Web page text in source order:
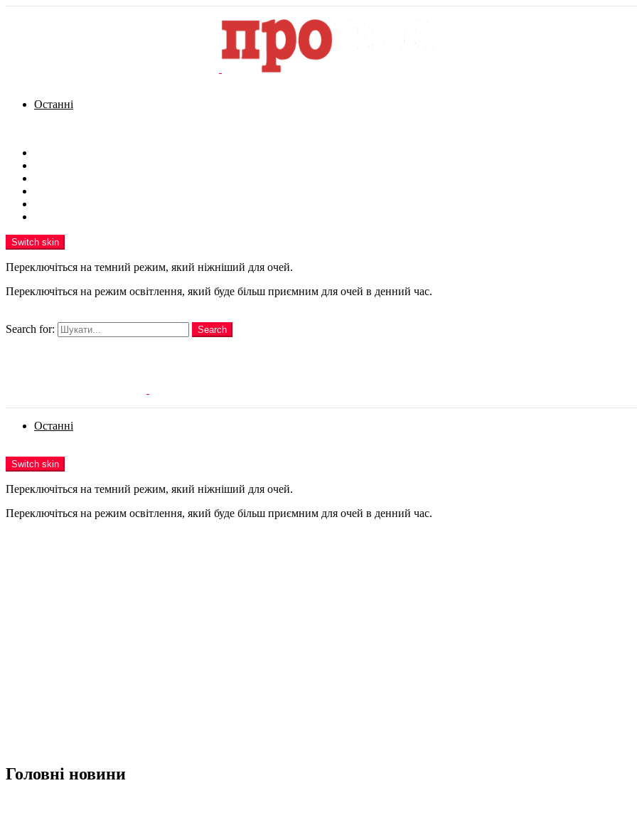
Останні
Switch skin
Переключіться на темний режим, який ніжніший для очей.
Переключіться на режим освітлення, який буде більш приємним для очей в денний час.
Search for:
Search
Останні
Switch skin
Переключіться на темний режим, який ніжніший для очей.
Переключіться на режим освітлення, який буде більш приємним для очей в денний час.
Головні новини